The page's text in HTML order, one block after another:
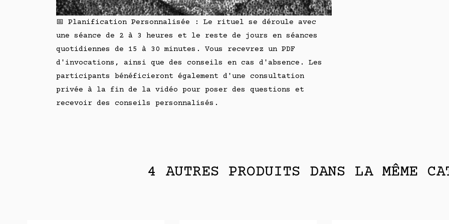
📅 Planification Personnalisée : Le rituel se déroule avec
une séance de 2 à 3 heures et le reste de jours en séances
quotidiennes de 15 à 30 minutes. Vous recevrez un PDF
d'invocations, ainsi que des conseils en cas d'absence. Les
participants bénéficieront également d'une consultation
privée à la fin de la vidéo pour poser des questions et
recevoir des conseils personnalisés.
4 AUTRES PRODUITS DANS LA MÊME